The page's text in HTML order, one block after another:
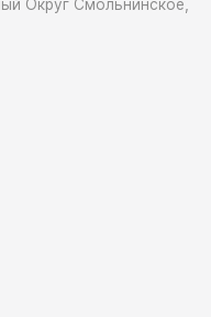
Округ Смольнинское,